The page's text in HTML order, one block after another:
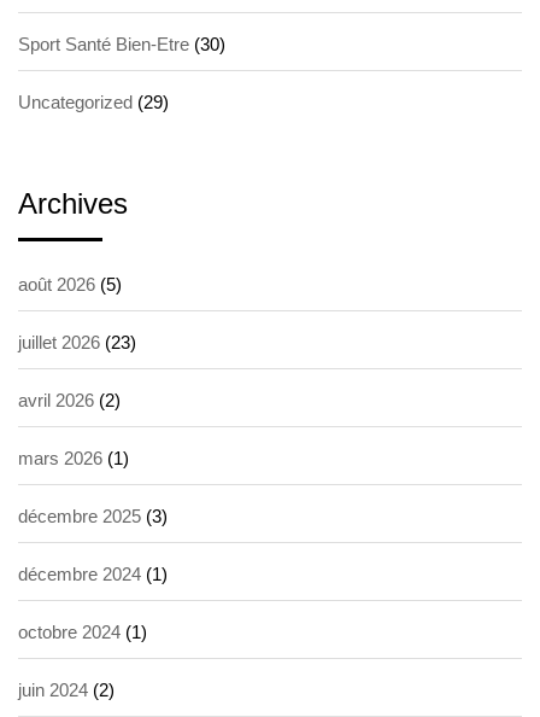
Sport Santé Bien-Etre (30)
Uncategorized (29)
Archives
août 2026 (5)
juillet 2026 (23)
avril 2026 (2)
mars 2026 (1)
décembre 2025 (3)
décembre 2024 (1)
octobre 2024 (1)
juin 2024 (2)